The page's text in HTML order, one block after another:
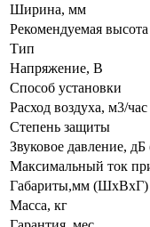
Ширина, мм
Рекомендуемая
Тип
Напряжение, В
Способ установки
Расход воздуха, м3/час
Степень защиты
Звуковое давление,
Максимальный ток
Габариты,мм (ШхВхГ)
Масса, кг